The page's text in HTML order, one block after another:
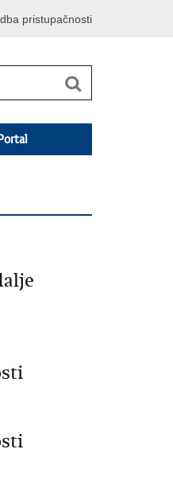
pristupačnosti